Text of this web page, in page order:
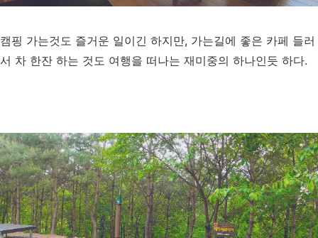
캠핑 가는것도 즐거운 일이긴 하지만, 가는길에 좋은 카페 들러
서 차 한잔 하는 것도 여행을 떠나는 재미중의 하나인듯 하다.